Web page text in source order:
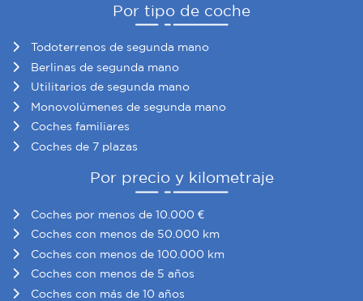
Por tipo de coche
Todoterrenos de segunda mano
Berlinas de segunda mano
Utilitarios de segunda mano
Monovolúmenes de segunda mano
Coches familiares
Coches de 7 plazas
Por precio y kilometraje
Coches por menos de 10.000 €
Coches con menos de 50.000 km
Coches con menos de 100.000 km
Coches con menos de 5 años
Coches con más de 10 años